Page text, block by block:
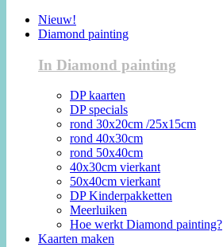
Nieuw!
Diamond painting
In Diamond painting
DP kaarten
DP specials
rond 30x20cm /25x15cm
rond 40x30cm
rond 50x40cm
40x30cm vierkant
50x40cm vierkant
DP Kinderpakketten
Meerluiken
Hoe werkt Diamond painting?
Kaarten maken